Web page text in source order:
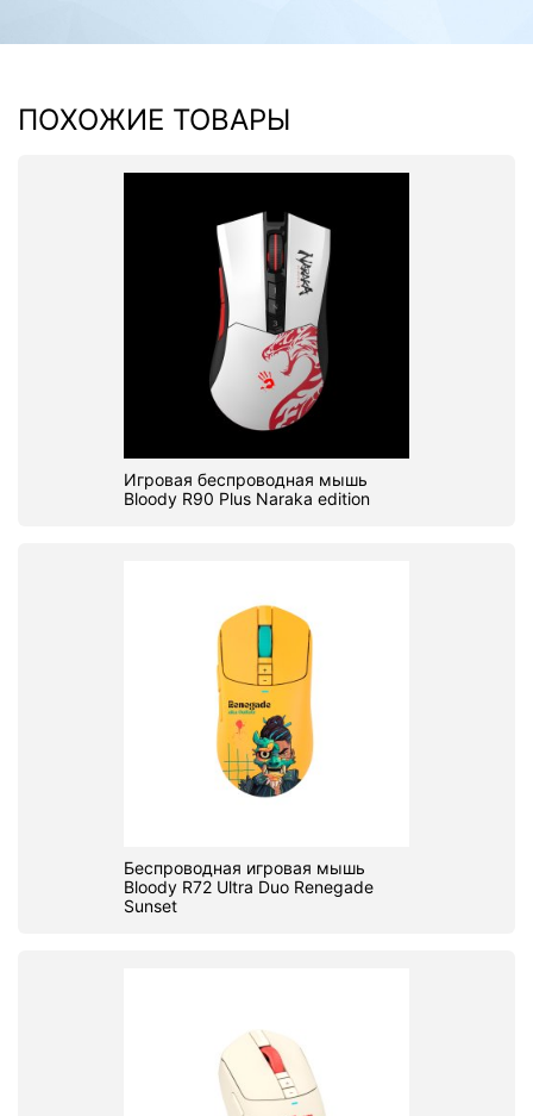
ПОХОЖИЕ ТОВАРЫ
Игровая беспроводная мышь
Bloody R90 Plus Naraka edition
Беспроводная игровая мышь
Bloody R72 Ultra Duo Renegade
Sunset